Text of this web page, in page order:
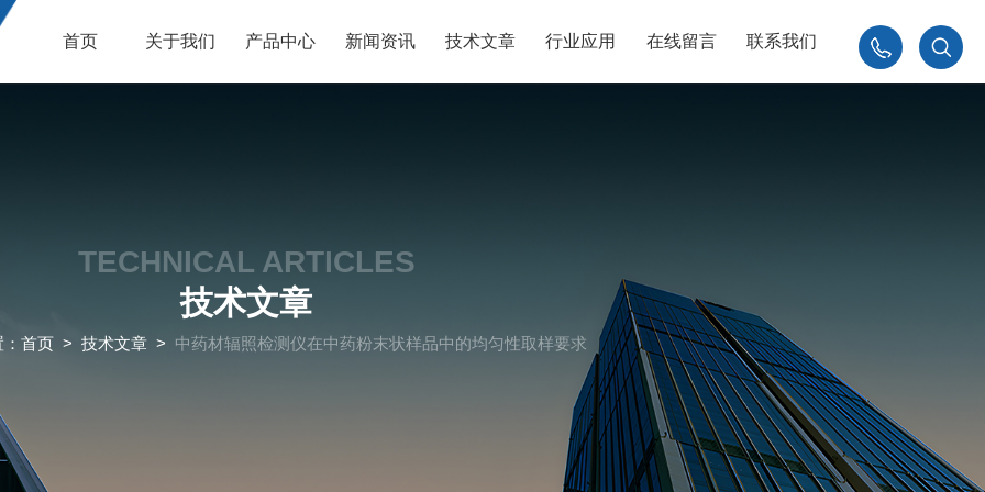
010-
首页 关于我们 产品中心 新闻资讯 技术文章 行业应用 在线留言 联系我们
TECHNICAL ARTICLES
技术文章
首页 > 技术文章 > 中药材辐照检测仪在中药粉末状样品中的均匀性取样要求